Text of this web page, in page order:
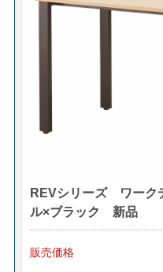
＊区により
3台で￥5,500（自
＊階段作業・経路養生は
＊複数（他商品含む）ご
＊店頭引き渡し可能です
REVシリーズ ワー
ル×ブラック 新品
販売価格